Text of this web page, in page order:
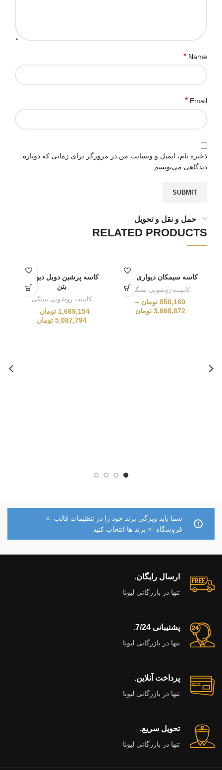
Name
*
Email
*
ذخیره نام، ایمیل و وبسایت من در مرورگر برای زمانی که دوباره
دیدگاهی می‌نویسم.
حمل و نقل و تحویل
RELATED PRODUCTS
کاسه سیمکان دیواری چام
کابینت روشویی سنگی
858,160 تومان –
3,668,872 تومان
کاسه پرشین دوبل دیواری
بتن
کابینت روشویی سنگی
1,689,154 تومان –
5,087,794 تومان
شما باید ویژگی برند خود را در تنظیمات قالب ->
فروشگاه -> برند ها انتخاب کنید
ارسال رایگان.
تنها در بازرگانی لیونا
پشتیبانی 7/24.
تنها در بازرگانی لیونا
پرداخت آنلاین.
تنها در بازرگانی لیونا
تحویل سریع.
تنها در بازرگانی لیونا